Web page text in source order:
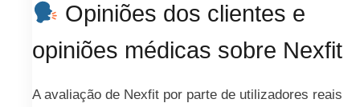
Opiniões dos clientes e
opiniões médicas sobre Nexfit
A avaliação de Nexfit por parte de utilizadores reais